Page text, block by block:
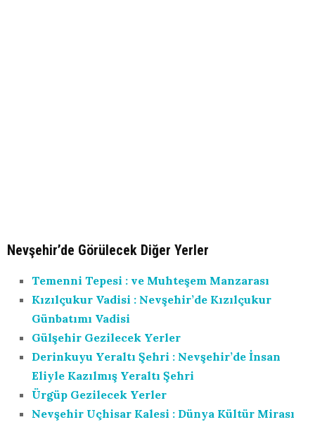
Nevşehir’de Görülecek Diğer Yerler
Temenni Tepesi : ve Muhteşem Manzarası
Kızılçukur Vadisi : Nevşehir’de Kızılçukur
Günbatımı Vadisi
Gülşehir Gezilecek Yerler
Derinkuyu Yeraltı Şehri : Nevşehir’de İnsan
Eliyle Kazılmış Yeraltı Şehri
Ürgüp Gezilecek Yerler
Nevşehir Uçhisar Kalesi : Dünya Kültür Mirası